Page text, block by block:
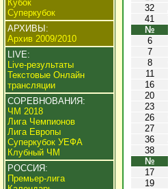
Кубок
Суперкубок
АРХИВЫ:
Архив 2009/2010
LIVE:
Live-результаты
Текстовые Онлайн
трансляции
СОРЕВНОВАНИЯ:
ЧМ 2018
Лига Чемпионов
Лига Европы
Суперкубок УЕФА
Клубный ЧМ
РОССИЯ:
Премьер-лига
32
41
№
6
7
8
11
16
20
23
26
27
36
38
№
17
19